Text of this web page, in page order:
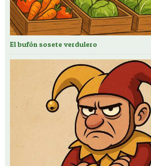
El bufón sosete verdulero